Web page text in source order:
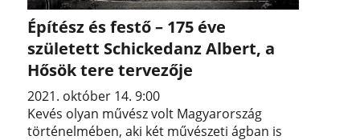
Építész és festő – 175 éve
született Schickedanz Albert, a
Hősök tere tervezője
2021. október 14. 9:00
Kevés olyan művész volt Magyarország
történelmében, aki két művészeti ágban is